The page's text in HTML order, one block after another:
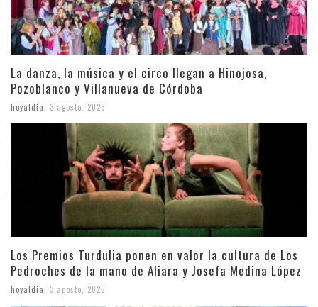
La danza, la música y el circo llegan a Hinojosa,
Pozoblanco y Villanueva de Córdoba
hoyaldia 3 agosto, 2026
Los Premios Turdulia ponen en valor la cultura de Los
Pedroches de la mano de Aliara y Josefa Medina López
hoyaldia 3 agosto, 2026